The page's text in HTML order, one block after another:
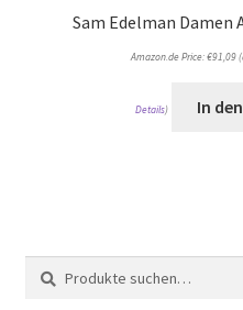
Sam Edelman Damen
Amazon.de Price:€91,09
Details) In
Suche
nach:
Suche